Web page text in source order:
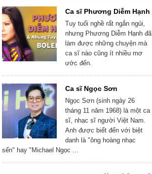
Ca sĩ Phương Diễm Hạnh
Tuy tuổi nghề rất ngắn ngủi,
nhưng Phương Diễm Hạnh đã
làm được những chuyện mà
ca sĩ nào cũng ít nhiều mơ
ước đến.
Ca sĩ Ngọc Sơn
Ngọc Sơn (sinh ngày 26
tháng 11 năm 1968) là một ca
sĩ, nhạc sĩ người Việt Nam.
Anh được biết đến với biệt
danh là "ông hoàng nhạc
sến" hay "Michael Ngọc ...